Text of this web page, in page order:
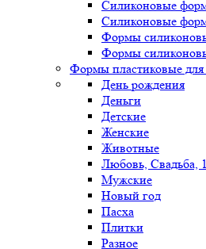
Силиконовые
Силиконовые
Формы
Формы
Формы пластиковые для
День рождения
Деньги
Детские
Женские
Животные
Любовь, Свадьба,
Мужские
Новый год
Пасха
Плитки
Разное